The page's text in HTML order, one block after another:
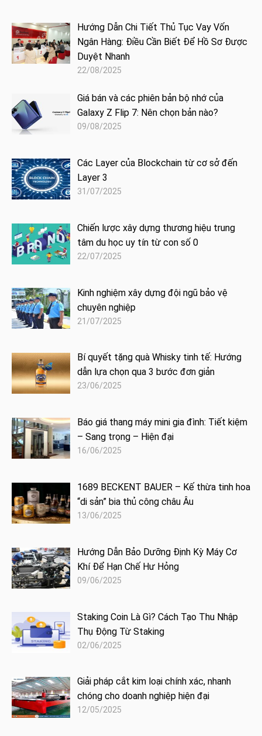
Hướng Dẫn Chi Tiết Thủ Tục Vay Vốn
Ngân Hàng: Điều Cần Biết Để Hồ Sơ Được
Duyệt Nhanh
22/08/2025
Giá bán và các phiên bản bộ nhớ của
Galaxy Z Flip 7: Nên chọn bản nào?
09/08/2025
Các Layer của Blockchain từ cơ sở đến
Layer 3
31/07/2025
Chiến lược xây dựng thương hiệu trung
tâm du học uy tín từ con số 0
22/07/2025
Kinh nghiệm xây dựng đội ngũ bảo vệ
chuyên nghiệp
21/07/2025
Bí quyết tặng quà Whisky tinh tế: Hướng
dẫn lựa chọn qua 3 bước đơn giản
23/06/2025
Báo giá thang máy mini gia đình: Tiết kiệm
– Sang trọng – Hiện đại
16/06/2025
1689 BECKENT BAUER – Kế thừa tinh hoa
“di sản” bia thủ công châu Âu
13/06/2025
Hướng Dẫn Bảo Dưỡng Định Kỳ Máy Cơ
Khí Để Hạn Chế Hư Hỏng
09/06/2025
Staking Coin Là Gì? Cách Tạo Thu Nhập
Thụ Động Từ Staking
02/06/2025
Giải pháp cắt kim loại chính xác, nhanh
chóng cho doanh nghiệp hiện đại
12/05/2025